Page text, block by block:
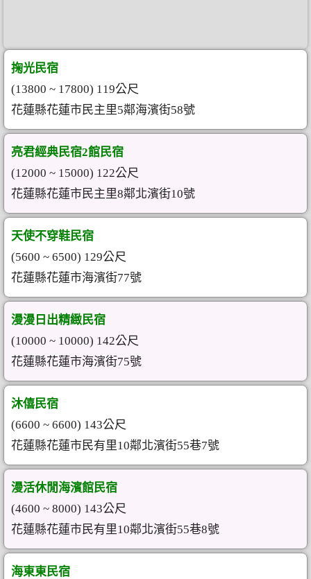
掬光民宿
(13800 ~ 17800) 119公尺
花蓮縣花蓮市民主里5鄰海濱街58號
亮君經典民宿2館民宿
(12000 ~ 15000) 122公尺
花蓮縣花蓮市民主里8鄰北濱街10號
天使不穿鞋民宿
(5600 ~ 6500) 129公尺
花蓮縣花蓮市海濱街77號
漫漫日出精緻民宿
(10000 ~ 10000) 142公尺
花蓮縣花蓮市海濱街75號
沐僖民宿
(6600 ~ 6600) 143公尺
花蓮縣花蓮市民有里10鄰北濱街55巷7號
漫活休閒海濱館民宿
(4600 ~ 8000) 143公尺
花蓮縣花蓮市民有里10鄰北濱街55巷8號
海東東民宿